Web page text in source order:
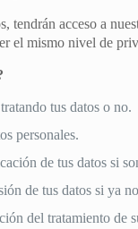
tendrán acceso a
el mismo nivel de
tus datos o no.
personales.
de tus datos si
de tus datos si ya
del tratamiento de